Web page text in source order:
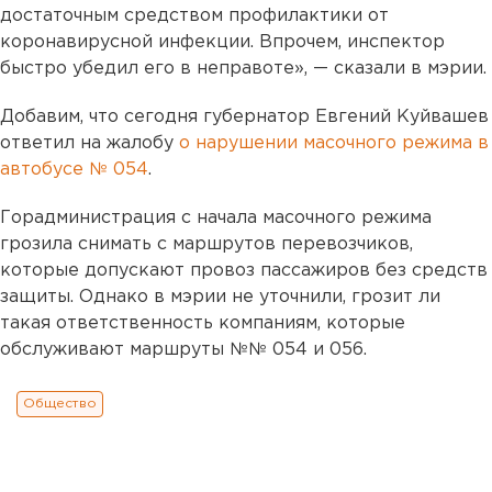
достаточным средством профилактики от
коронавирусной инфекции. Впрочем, инспектор
быстро убедил его в неправоте», — сказали в мэрии.
Добавим, что сегодня губернатор Евгений Куйвашев
ответил на жалобу о нарушении масочного режима в
автобусе № 054.
Горадминистрация с начала масочного режима
грозила снимать с маршрутов перевозчиков,
которые допускают провоз пассажиров без средств
защиты. Однако в мэрии не уточнили, грозит ли
такая ответственность компаниям, которые
обслуживают маршруты №№ 054 и 056.
Общество